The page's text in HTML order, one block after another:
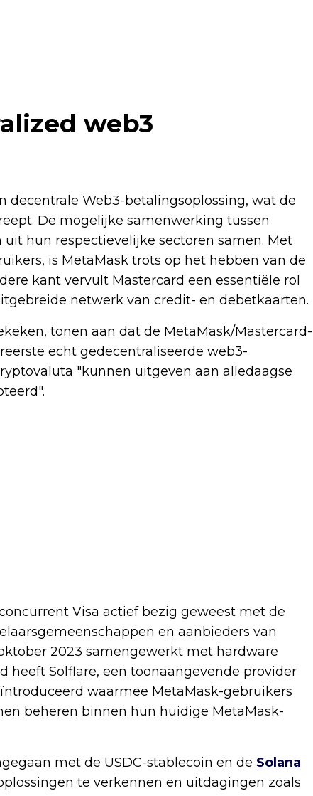
web3
Web3-betalingsoplossing, wat de
De mogelijke samenwerking tussen
hun respectievelijke sectoren samen. Met
is MetaMask trots op het hebben van de
kant vervult Mastercard een essentiële rol
netwerk van credit- en debetkaarten.
tonen aan dat de MetaMask/Mastercard-
echt gedecentraliseerde web3-
"kunnen uitgeven aan alledaagse
Visa actief bezig geweest met de
en aanbieders van
2023 samengewerkt met hardware
heeft Solflare, een toonaangevende provider
waarmee MetaMask-gebruikers
beheren binnen hun huidige MetaMask-
met de USDC-stablecoin en de Solana
te verkennen en uitdagingen zoals